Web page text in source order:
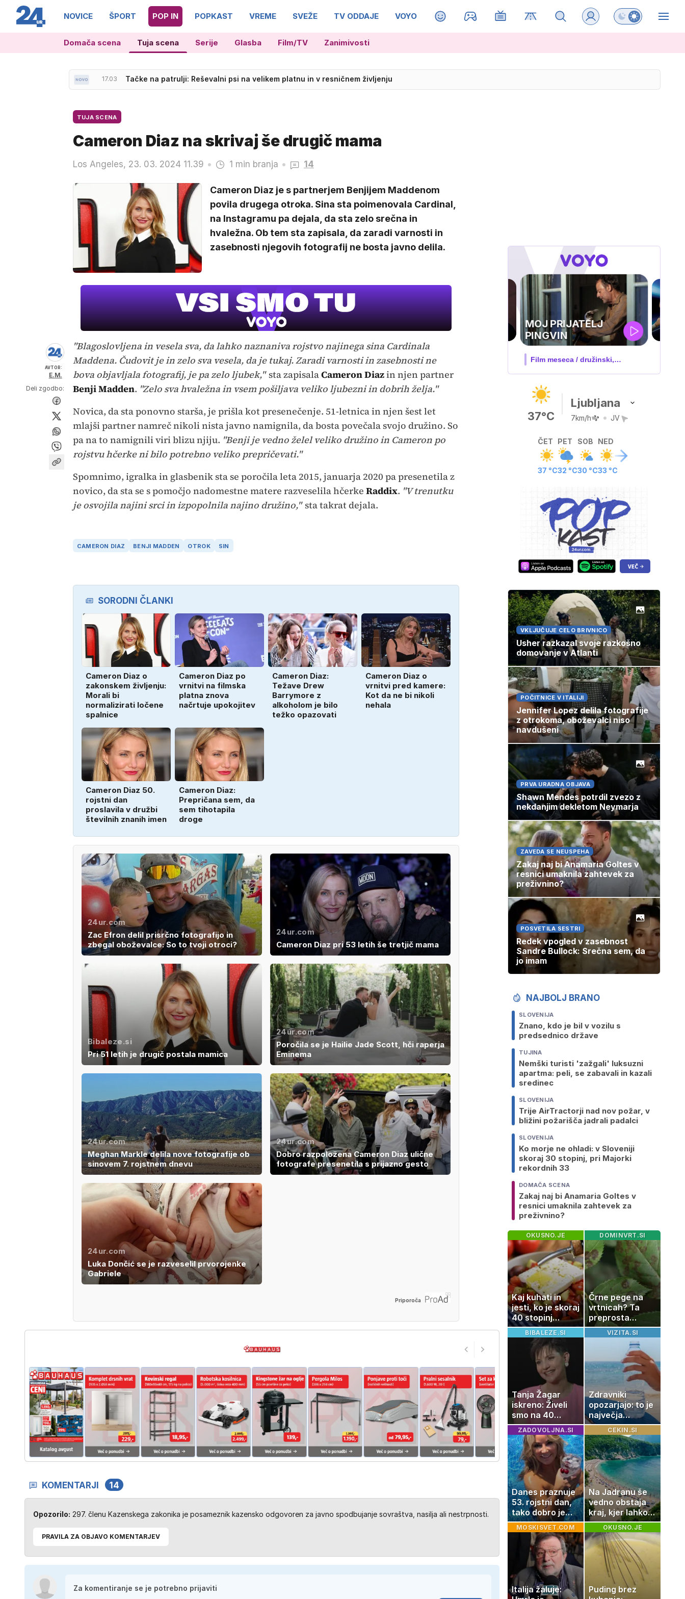
NOVICE ŠPORT POP IN POPKAST VREME SVEŽE TV ODDAJE VOYO MAGAZIN Preklopi barvni
Domača scena Tuja scena Serije Glasba Film/TV Zanimivosti
Tačke na patrulji: Reševalni psi na velikem platnu in v resničnem življenju
16.58 Vlada imenovala nove nadzornike družbe 2TDK
TUJA SCENA
Cameron Diaz na skrivaj še drugič mama
Los Angeles, 23. 03. 2024 11.39 1 min branja 14
Cameron Diaz je s partnerjem Benjijem Maddenom
povila drugega otroka. Sina sta poimenovala Cardinal,
na Instagramu pa dejala, da sta zelo srečna in
hvaležna. Ob tem sta zapisala, da zaradi varnosti in
zasebnosti njegovih fotografij ne bosta javno delila.
AVTOR:
E.M.
Deli zgodbo:
"Blagoslovljena in vesela sva, da lahko naznaniva rojstvo najinega sina Cardinala
Maddena. Čudovit je in zelo sva vesela, da je tukaj. Zaradi varnosti in zasebnosti ne
bova objavljala fotografij, je pa zelo ljubek,"sta zapisalaCameron Diazin njen partner
Benji Madden. "Zelo sva hvaležna in vsem pošiljava veliko ljubezni in dobrih želja."
Novica, da sta ponovno starša, je prišla kot presenečenje. 51-letnica in njen šest let
mlajši partner namreč nikoli nista javno namignila, da bosta povečala svojo družino. So
pa na to namignili viri blizu njiju. "Benji je vedno želel veliko družino in Cameron po
rojstvu hčerke ni bilo potrebno veliko prepričevati."
Spomnimo, igralka in glasbenik sta se poročila leta 2015, januarja 2020 pa presenetila z
novico, da sta se s pomočjo nadomestne matere razveselila hčerke Raddix. "V trenutku
je osvojila najini srci in izpopolnila najino družino,"sta takrat dejala.
CAMERON DIAZ BENJI MADDEN OTROK SIN
SORODNI ČLANKI
Cameron Diaz o
zakonskem življenju:
Morali bi
normalizirati ločene
spalnice
Cameron Diaz po
vrnitvi na filmska
platna znova
načrtuje upokojitev
Cameron Diaz:
Težave Drew
Barrymore z
alkoholom je bilo
težko opazovati
Cameron Diaz o
vrnitvi pred kamere:
Kot da ne bi nikoli
nehala
Cameron Diaz 50.
rojstni dan
proslavila v družbi
številnih znanih imen
Cameron Diaz:
Prepričana sem, da
sem tihotapila
droge
24ur.com
Zac Efron delil prisrčno fotografijo in
zbegal oboževalce: So to tvoji otroci?
24ur.com
Cameron Diaz pri 53 letih še tretjič mama
Bibaleze.si
Pri 51 letih je drugič postala mamica
24ur.com
Poročila se je Hailie Jade Scott, hči raperja
Eminema
24ur.com
Meghan Markle delila nove fotografije ob
sinovem 7. rojstnem dnevu
24ur.com
Dobro razpoložena Cameron Diaz ulične
fotografe presenetila s prijazno gesto
24ur.com
Luka Dončić se je razveselil prvorojenke
Gabriele
Priporoča
KOMENTARJI 14
Opozorilo: 297. členu Kazenskega zakonika je posameznik kazensko odgovoren za javno spodbujanje sovraštva, nasilja ali nestrpnosti.
PRAVILA ZA OBJAVO KOMENTARJEV
UEFA
SUPERPOKAL
V živo na VOYO: sreda ob 20.30
37°C
Ljubljana
7km/h JV
ČET
37 °C
PET
32 °C
SOB
30 °C
NED
33 °C
VKLJUČUJE CELO BRIVNICO
Usher razkazal svoje razkošno
domovanje v Atlanti
POČITNICE V ITALIJI
Jennifer Lopez delila fotografije
z otrokoma, oboževalci niso
navdušeni
PRVA URADNA OBJAVA
Shawn Mendes potrdil zvezo z
nekdanjim dekletom Neymarja
ZAVEDA SE NEUSPEHA
Zakaj naj bi Anamaria Goltes v
resnici umaknila zahtevek za
preživnino?
POSVETILA SESTRI
Redek vpogled v zasebnost
Sandre Bullock: Srečna sem, da
jo imam
NAJBOLJ BRANO
SLOVENIJA
Znano, kdo je bil v vozilu s
predsednico države
TUJINA
Nemški turisti 'zažgali' luksuzni
apartma: peli, se zabavali in kazali
sredinec
SLOVENIJA
Trije AirTractorji nad nov požar, v
bližini požarišča jadrali padalci
SLOVENIJA
Ko morje ne ohladi: v Sloveniji
skoraj 30 stopinj, pri Majorki
rekordnih 33
DOMAČA SCENA
Zakaj naj bi Anamaria Goltes v
resnici umaknila zahtevek za
preživnino?
OKUSNO.JE
Kaj kuhati in
jesti, ko je skoraj
40 stopinj
Celzija: 5 kosil
brez prižiganja
pečice
DOMINVRT.SI
Črne pege na
vrtnicah? Ta
preprosta
sestavina
pomaga
preprečiti
težavo
BIBALEZE.SI
Tanja Žagar
iskreno: Živeli
smo na 40
kvadratih, a
imela sem vse,
kar otrok
potrebuje
VIZITA.SI
Zdravniki
opozarjajo: to je
največja
napaka, ki jo
ljudje delajo med
vročino
ZADOVOLJNA.SI
Danes praznuje
53. rojstni dan,
tako dobro je
videti znana
Slovenka
CEKIN.SI
Na Jadranu še
vedno obstaja
kraj, kjer lahko
dopustujete
poceni:
nastanitev že od
10 evrov, kosilo
za pet evrov
MOSKISVET.COM
Italija žaluje:
OKUSNO.JE
Puding brez